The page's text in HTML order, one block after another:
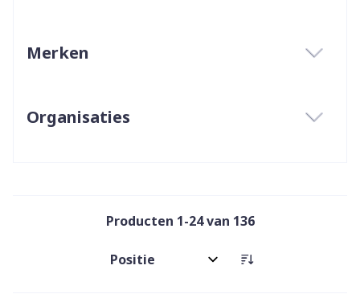
Merken
Organisaties
Producten 1-24van 136
Sorteer op: